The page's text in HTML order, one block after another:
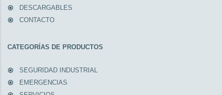
DESCARGABLES
CONTACTO
CATEGORÍAS DE PRODUCTOS
SEGURIDAD INDUSTRIAL
EMERGENCIAS